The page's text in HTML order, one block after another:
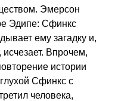
Эмерсон
Эдипе: Сфинкс
ему загадку и,
исчезает. Впрочем,
истории
Сфинкс с
человека,